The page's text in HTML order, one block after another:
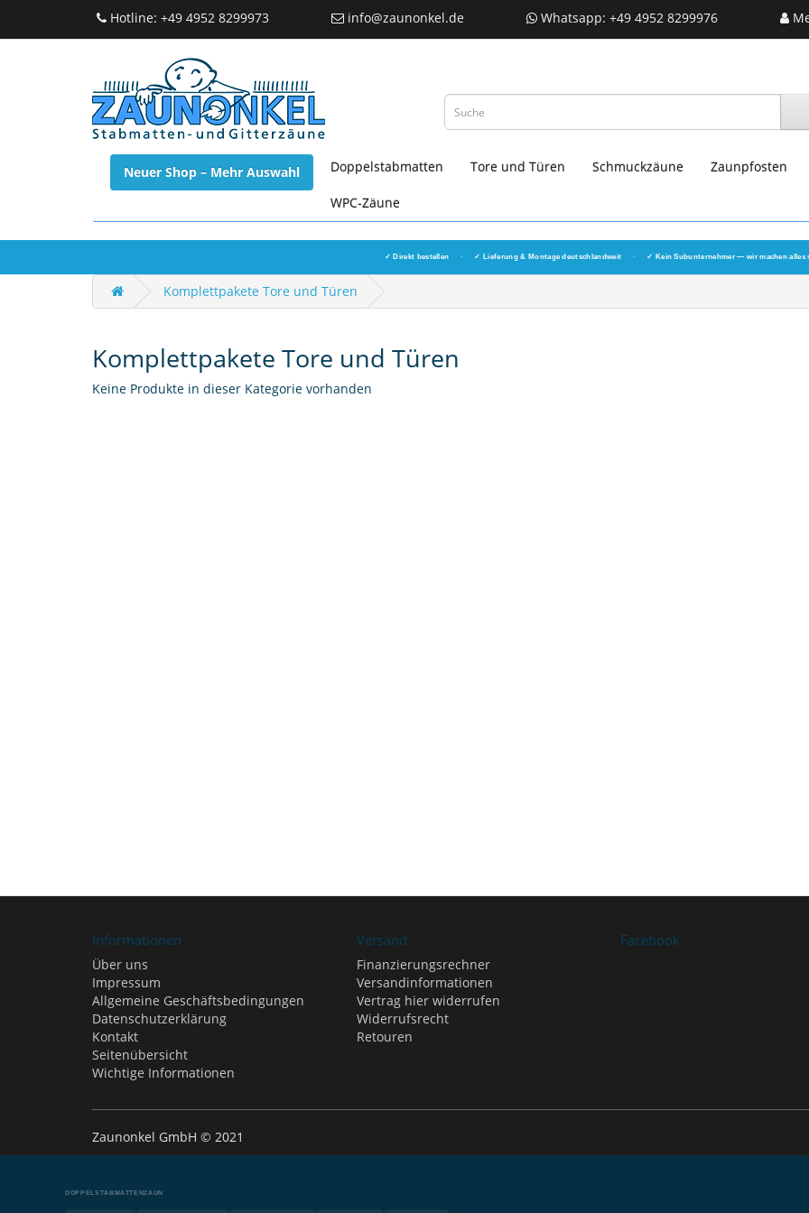
Hotline: +49 4952 8299973 info@zaunonkel.de Whatsapp: +49 4952 8299976
Neuer Shop – Mehr Auswahl Doppelstabmatten Tore und Türen Schmuckzäune Zaunpfosten
WPC-Zäune
✓ Direkt bestellen · ✓ Lieferung & Montage deutschlandweit · ✓ Kein Subunternehmer — wir machen alles
Komplettpakete Tore und Türen
Komplettpakete Tore und Türen
Keine Produkte in dieser Kategorie vorhanden
Informationen
Über uns
Impressum
Allgemeine Geschäftsbedingungen
Datenschutzerklärung
Kontakt
Seitenübersicht
Wichtige Informationen
Versand
Finanzierungsrechner
Versandinformationen
Vertrag hier widerrufen
Widerrufsrecht
Retouren
Facebook
Zaunonkel GmbH © 2021
DOPPELSTABMATTENZAUN